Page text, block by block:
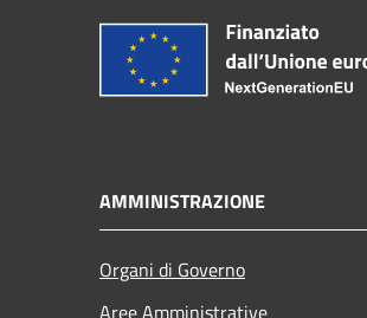
AMMINISTRAZIONE
Organi di Governo
Aree Amministrative